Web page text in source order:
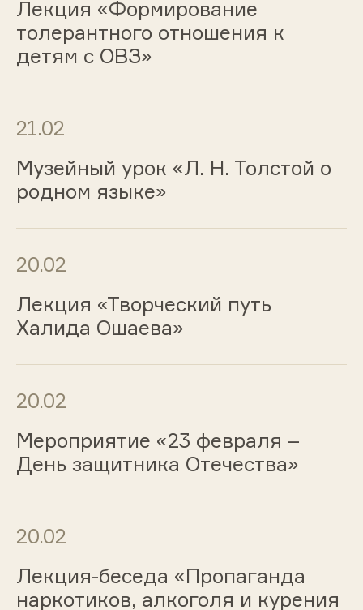
Лекция «Формирование
толерантного отношения к
детям с ОВЗ»
21.02
Музейный урок «Л. Н. Толстой о
родном языке»
20.02
Лекция «Творческий путь
Халида Ошаева»
20.02
Мероприятие «23 февраля –
День защитника Отечества»
20.02
Лекция-беседа «Пропаганда
наркотиков, алкоголя и курения